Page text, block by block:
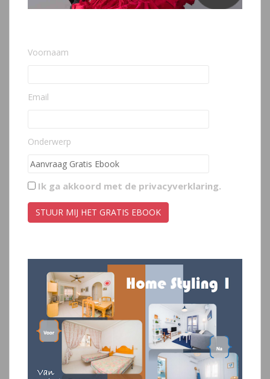
Voornaam
Email
Onderwerp
Ik ga akkoord met de privacyverklaring.